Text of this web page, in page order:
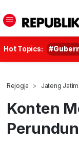
Hot Topics:
Rejogja Jateng Jatim
Konten